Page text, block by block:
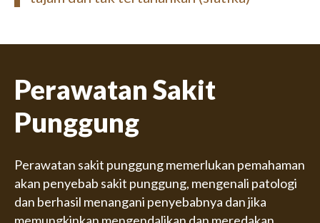
Perawatan Sakit
Punggung
Perawatan sakit punggung memerlukan pemahaman
akan penyebab sakit punggung, mengenali patologi
dan berhasil menangani penyebabnya dan jika